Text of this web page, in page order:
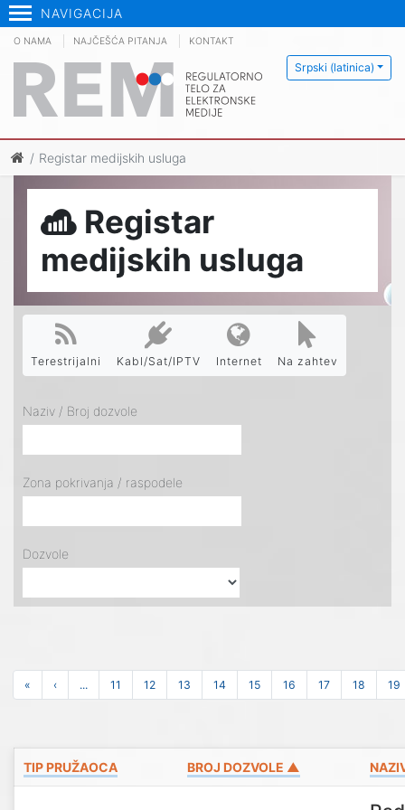
NAVIGACIJA
Srpski (latinica)
O NAMA NAJČEŠĆA PITANJA KONTAKT
Registar medijskih usluga
Registar
medijskih usluga
Terestrijalni Kabl/Sat/IPTV Internet Na zahtev
Naziv / Broj dozvole
Zona pokrivanja / raspodele
Dozvole
« ‹ ... 11 12 13 14 15 16 17 18 19
TIP PRUŽAOCA BROJ DOZVOLE ▲